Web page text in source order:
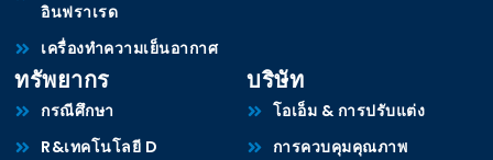
อินฟราเรด
เครื่องทำความเย็นอากาศ
ทรัพยากร
กรณีศึกษา
R&เทคโนโลยี D
บริษัท
โอเอ็ม & การปรับแต่ง
การควบคุมคุณภาพ